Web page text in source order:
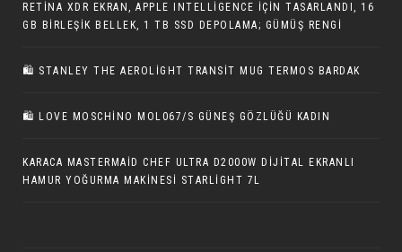
RETINA XDR EKRAN, APPLE INTELLIGENCE IÇIN TASARLANDI, 16
GB BIRLEŞIK BELLEK, 1 TB SSD DEPOLAMA; GÜMÜŞ RENGI
🛍 STANLEY THE AEROLIGHT TRANSIT MUG TERMOS BARDAK
🛍 LOVE MOSCHINO MOL067/S GÜNEŞ GÖZLÜĞÜ KADIN
KARACA MASTERMAID CHEF ULTRA D2000W DIJITAL EKRANLI
HAMUR YOĞURMA MAKINESI STARLIGHT 7L